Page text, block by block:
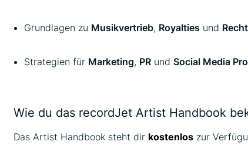
Grundlagen zu Musikvertrieb, Royalties und
Strategien für Marketing, PR und Social Media
Wie du das recordJet Artist Handbook
Das Artist Handbook steht dir kostenlos zur